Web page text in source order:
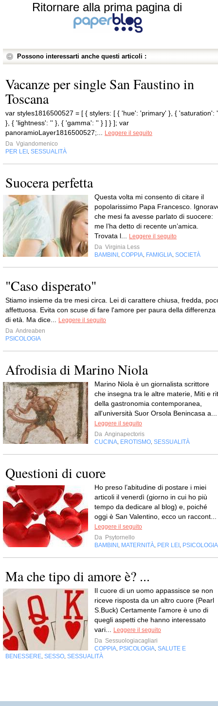
Ritornare alla prima pagina di
Possono interessarti anche questi articoli :
Vacanze per single San Faustino in
Toscana
var styles1816500527 = [ { stylers: [ { 'hue': 'primary' }, { 'saturation':
}, { 'lightness': '' }, { 'gamma': '' } ] } ]; var
panoramioLayer1816500527;...
Leggere il seguito
Da Vgiandomenico
PER LEI
SESSUALITÀ
Suocera perfetta
Questa volta mi consento di citare il
popolarissimo Papa Francesco.
che mesi fa avesse parlato di suocere:
me l’ha detto di recente un’amica.
Trovata l...
Leggere il seguito
Da Virginia Less
BAMBINI
COPPIA FAMIGLIA SOCIETÀ
"Caso disperato"
Stiamo insieme da tre mesi circa. Lei di carattere chiusa, fredda,
affettuosa. Evita con scuse di fare l'amore per paura della differenza
di età. Ma dice...
Leggere il seguito
Da Andreaben
PSICOLOGIA
Afrodisia di Marino Niola
Marino Niola è un giornalista scrittore
che insegna tra le altre materie, Miti e
della gastronomia contemporanea,
all'università Suor Orsola Benincasa a...
Leggere il seguito
Da Anginapectoris
CUCINA EROTISMO SESSUALITÀ
Questioni di cuore
Ho preso l’abitudine di postare i miei
articoli il venerdì (giorno in cui ho più
tempo da dedicare al blog) e, poiché
oggi è San Valentino, ecco un raccont...
Leggere il seguito
Da Psytornello
BAMBINI
MATERNITÀ PER LEI PSICOLOGIA
Ma che tipo di amore è? ...
Il cuore di un uomo appassisce se non
riceve risposta da un altro cuore (Pearl
S.Buck) Certamente l'amore è uno di
quegli aspetti che hanno interessato
vari...
Leggere il seguito
Da Sessuologiacagliari
COPPIA PSICOLOGIA SALUTE E
BENESSERE SESSO SESSUALITÀ